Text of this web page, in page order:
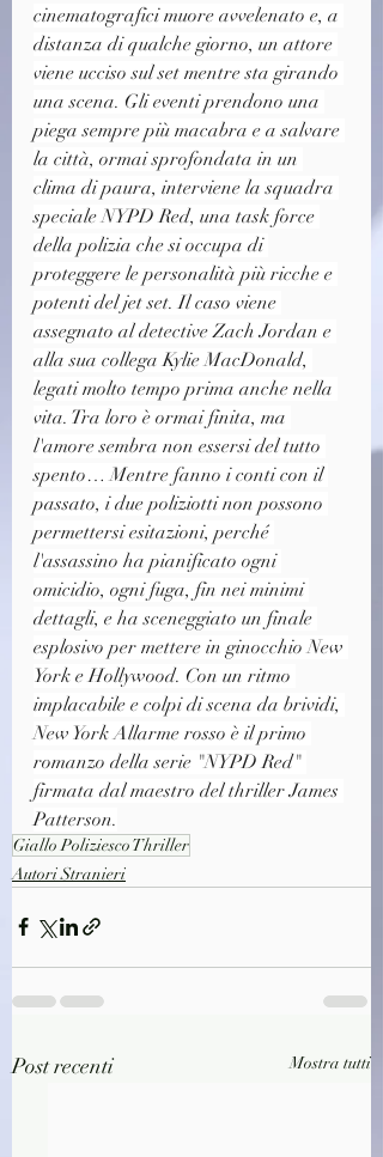
cinematografici muore avvelenato e, a
distanza di qualche giorno, un attore
viene ucciso sul set mentre sta girando
una scena. Gli eventi prendono una
piega sempre più macabra e a salvare
la città, ormai sprofondata in un
clima di paura, interviene la squadra
speciale NYPD Red, una task force
della polizia che si occupa di
proteggere le personalità più ricche e
potenti del jet set. Il caso viene
assegnato al detective Zach Jordan e
alla sua collega Kylie MacDonald,
legati molto tempo prima anche nella
vita. Tra loro è ormai finita, ma
l'amore sembra non essersi del tutto
spento… Mentre fanno i conti con il
passato, i due poliziotti non possono
permettersi esitazioni, perché
l'assassino ha pianificato ogni
omicidio, ogni fuga, fin nei minimi
dettagli, e ha sceneggiato un finale
esplosivo per mettere in ginocchio New
York e Hollywood. Con un ritmo
implacabile e colpi di scena da brividi,
New York Allarme rosso è il primo
romanzo della serie "NYPD Red"
firmata dal maestro del thriller James
Patterson.
Giallo Poliziesco Thriller
Autori Stranieri
Post recenti Mostra tutti